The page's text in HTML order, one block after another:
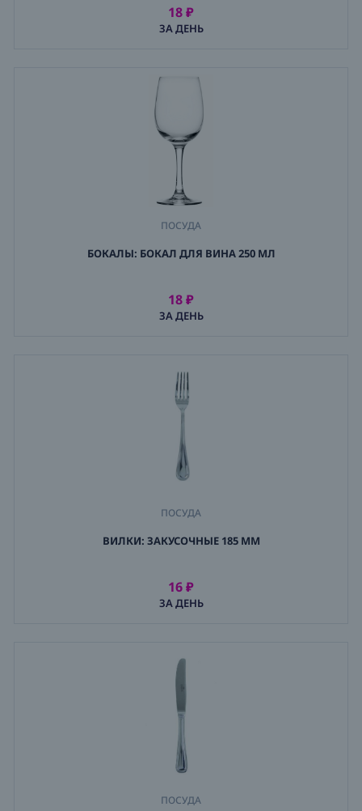
18 ₽
ЗА ДЕНЬ
АРЕНДОВАТЬ
ПОСУДА
БОКАЛЫ
БОКАЛЫ: БОКАЛ ДЛЯ ВИНА 250 МЛ
18 ₽
ЗА ДЕНЬ
АРЕНДОВАТЬ
ПОСУДА
ПРИБОРЫ
ВИЛКИ: ЗАКУСОЧНЫЕ 185 ММ
16 ₽
ЗА ДЕНЬ
АРЕНДОВАТЬ
ПОСУДА